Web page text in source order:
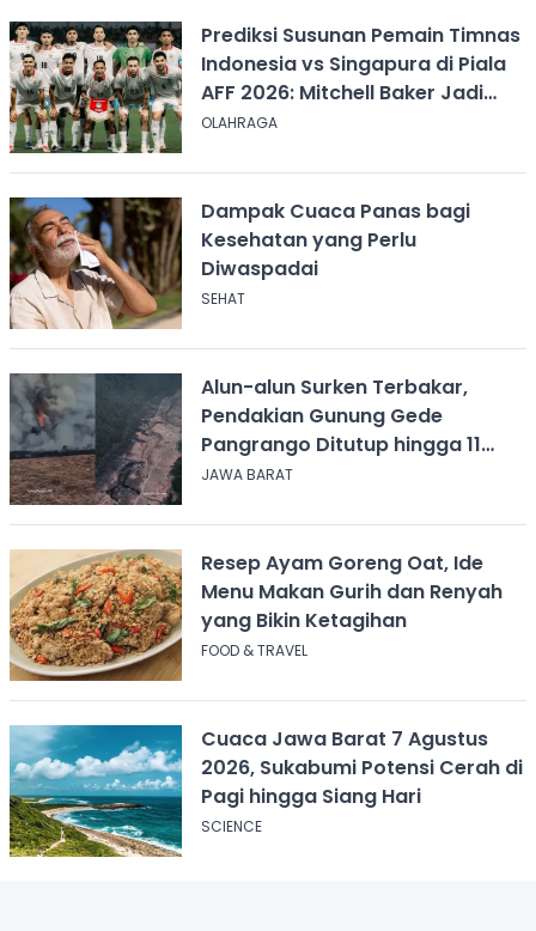
Prediksi Susunan Pemain Timnas
Indonesia vs Singapura di Piala
AFF 2026: Mitchell Baker Jadi
Andalan Lini Depan
OLAHRAGA
Dampak Cuaca Panas bagi
Kesehatan yang Perlu
Diwaspadai
SEHAT
Alun-alun Surken Terbakar,
Pendakian Gunung Gede
Pangrango Ditutup hingga 11
Agustus 2026
JAWA BARAT
Resep Ayam Goreng Oat, Ide
Menu Makan Gurih dan Renyah
yang Bikin Ketagihan
FOOD & TRAVEL
Cuaca Jawa Barat 7 Agustus
2026, Sukabumi Potensi Cerah di
Pagi hingga Siang Hari
SCIENCE